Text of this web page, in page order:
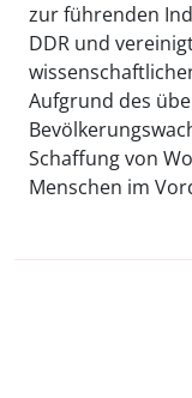
zur führenden
DDR und
Aufgrund des
Schaffung von
Menschen im